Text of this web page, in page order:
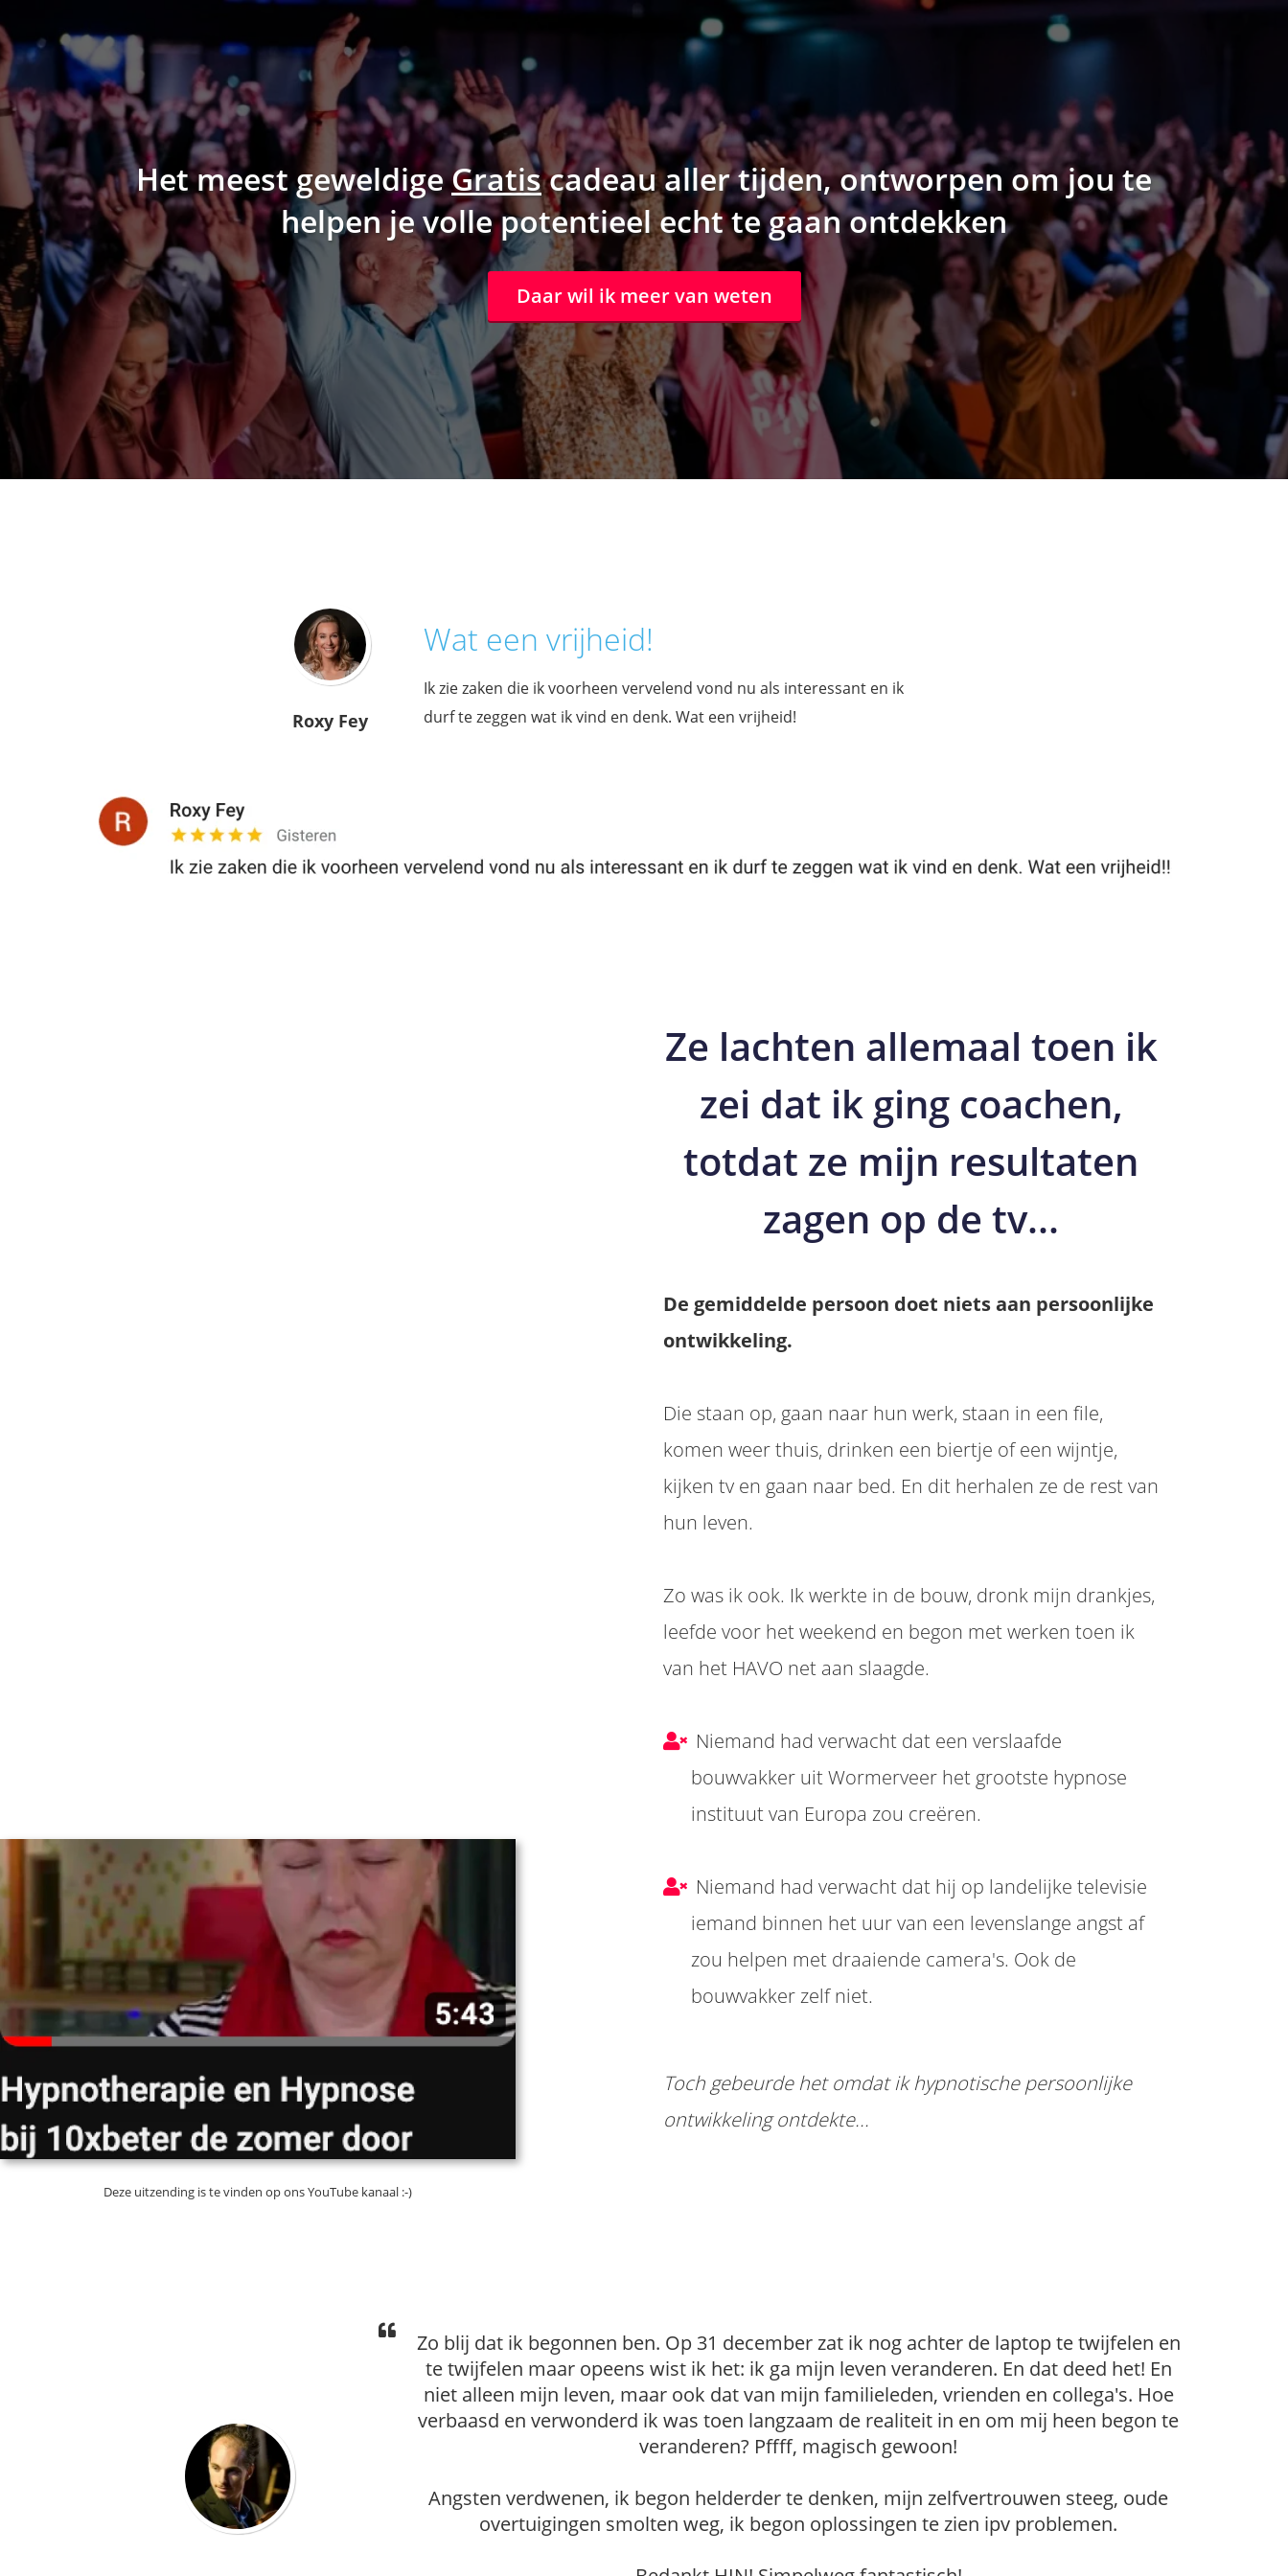
Het meest geweldigeGratiscadeau aller tijden, ontworpen om jou te
helpen je volle potentieel echt te gaan ontdekken
Daar wil ik meer van weten
Roxy Fey
Wat een vrijheid!
Ik zie zaken die ik voorheen vervelend vond nu als interessant en ik
durf te zeggen wat ik vind en denk. Wat een vrijheid!
Deze uitzending is te vinden op ons YouTube kanaal :-)
Ze lachten allemaal toen ik
zei dat ik ging coachen,
totdat ze mijn resultaten
zagen op de tv...
De gemiddelde persoon doet niets aan persoonlijke
ontwikkeling.
Die staan op, gaan naar hun werk, staan in een file,
komen weer thuis, drinken een biertje of een wijntje,
kijken tv en gaan naar bed. En dit herhalen ze de rest van
hun leven.
Zo was ik ook. Ik werkte in de bouw, dronk mijn drankjes,
leefde voor het weekend en begon met werken toen ik
van het HAVO net aan slaagde.
Niemand had verwacht dat een verslaafde
bouwvakker uit Wormerveer het grootste hypnose
instituut van Europa zou creëren.
Niemand had verwacht dat hij op landelijke televisie
iemand binnen het uur van een levenslange angst af
zou helpen met draaiende camera's. Ook de
bouwvakker zelf niet.
Toch gebeurde het omdat ik hypnotische persoonlijke
ontwikkeling ontdekte...
Zo blij dat ik begonnen ben. Op 31 december zat ik nog achter de laptop te twijfelen en
te twijfelen maar opeens wist ik het: ik ga mijn leven veranderen. En dat deed het! En
niet alleen mijn leven, maar ook dat van mijn familieleden, vrienden en collega's. Hoe
verbaasd en verwonderd ik was toen langzaam de realiteit in en om mij heen begon te
veranderen? Pffff, magisch gewoon!
Angsten verdwenen, ik begon helderder te denken, mijn zelfvertrouwen steeg, oude
overtuigingen smolten weg, ik begon oplossingen te zien ipv problemen.